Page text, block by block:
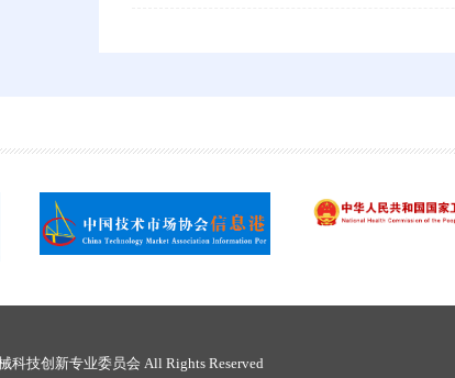
科技创新专业委员会 All Rights Reserved